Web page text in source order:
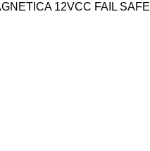
12VCC FAIL SAFE